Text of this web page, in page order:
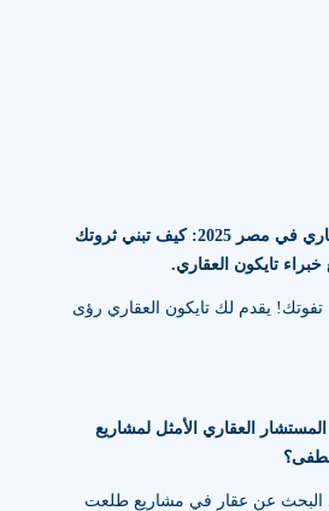
الاستثمار العقاري في مصر 2025: كيف تبني ثروتك
خبراء تايكون العقاري.
تفوتك! يقدم لك تايكون العقاري رؤى
العقاري الأمثل لمشاريع
البحث عن عقار في مشاريع طلعت